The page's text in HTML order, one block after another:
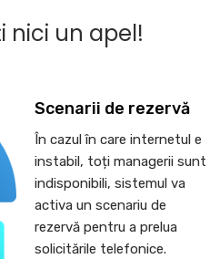
nici un apel!
Scenarii de rezervă
În cazul în care internetul e
instabil, toți managerii sunt
indisponibili, sistemul va
activa un scenariu de
rezervă pentru a prelua
solicitările telefonice.